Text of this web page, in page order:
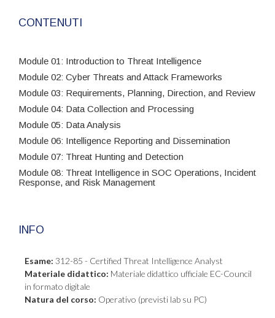
CONTENUTI
Module 01: Introduction to Threat Intelligence
Module 02: Cyber Threats and Attack Frameworks
Module 03: Requirements, Planning, Direction, and Review
Module 04: Data Collection and Processing
Module 05: Data Analysis
Module 06: Intelligence Reporting and Dissemination
Module 07: Threat Hunting and Detection
Module 08: Threat Intelligence in SOC Operations, Incident
Response, and Risk Management
INFO
Esame: 312-85 - Certified Threat Intelligence Analyst
Materiale didattico: Materiale didattico ufficiale EC-Council
in formato digitale
Natura del corso: Operativo (previsti lab su PC)